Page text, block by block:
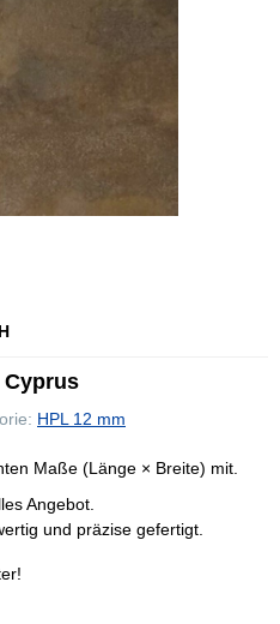
Cyprus
HPL 12 mm
Maße (Länge × Breite) mit.
Angebot.
und präzise gefertigt.